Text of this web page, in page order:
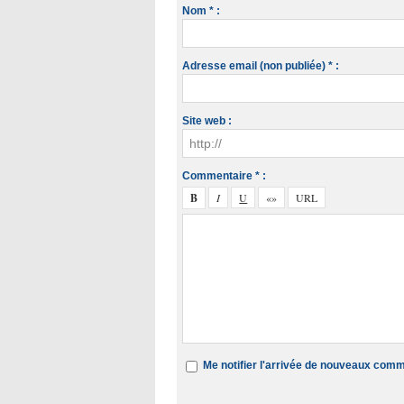
Nom * :
Adresse email (non publiée) * :
Site web :
Commentaire * :
Me notifier l'arrivée de nouveaux